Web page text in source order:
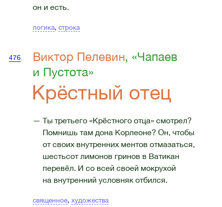
он и есть.
логика,строка
476. Виктор Пелевин, «Чапаев
и Пустота»
Крёстный отец
— Ты третьего «Крёстного отца» смотрел?
Помнишь там дона Корлеоне? Он, чтобы
от своих внутренних ментов отмазаться,
шестьсот лимонов гринов в Ватикан
перевёл. И со всей своей мокрухой
на внутренний условняк отбился.
священное,художества